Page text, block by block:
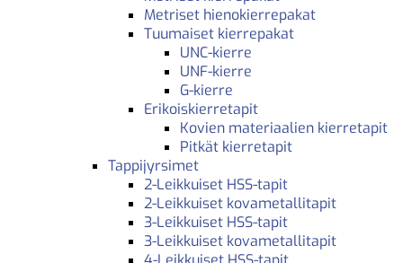
Metriset hienokierrepakat
Tuumaiset kierrepakat
UNC-kierre
UNF-kierre
G-kierre
Erikoiskierretapit
Kovien materiaalien kierretapit
Pitkät kierretapit
Tappijyrsimet
2-Leikkuiset HSS-tapit
2-Leikkuiset kovametallitapit
3-Leikkuiset HSS-tapit
3-Leikkuiset kovametallitapit